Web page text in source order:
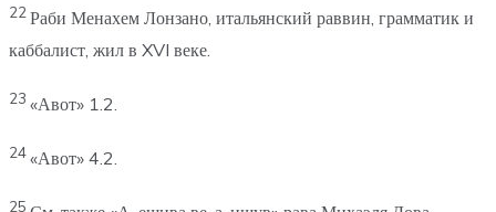
22Раби Менахем Лонзано, итальянский раввин, грамматик и
каббалист, жил в XVI веке.
23 «Авот» 1.2.
24«Авот» 4.2.
25